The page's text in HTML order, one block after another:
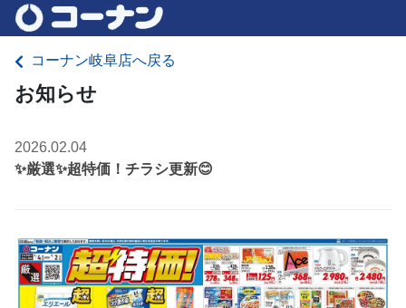
コーナン岐阜店へ戻る
お知らせ
2026.02.04
✨厳選✨超特価！チラシ更新😊